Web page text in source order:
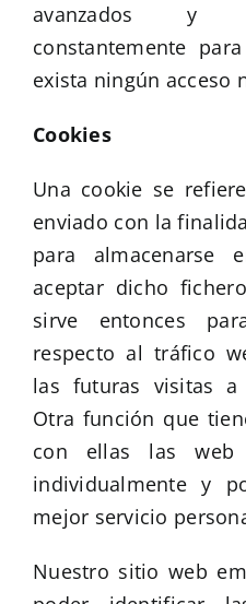
avanzados y
constantemente
exista ningún acceso
Cookies
Una cookie se
enviado con la
para almacenarse
aceptar dicho
sirve entonces
respecto al tráfico
las futuras visitas
Otra función que
con ellas las web
individualmente y
mejor servicio
Nuestro sitio web